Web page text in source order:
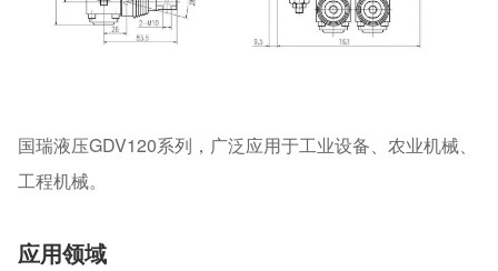
国瑞液压GDV120系列，广泛应用于工业设备、农业机械、
工程机械。
应用领域